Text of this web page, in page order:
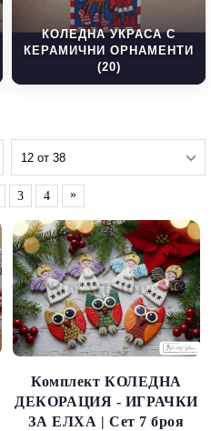
КОЛЕДНА УКРАСА С
КЕРАМИЧНИ ОРНАМЕНТИ
(20)
3 4 »
Комплект КОЛЕДНА
ДЕКОРАЦИЯ - ИГРАЧКИ
ЗА ЕЛХА | Сет 7 броя